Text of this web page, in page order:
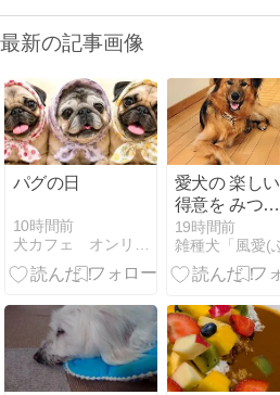
最新の記事画像
パグの日
10時間前
犬カフェ オンリーわん
愛犬の 楽しい
得意を みつけ
たい
19時間前